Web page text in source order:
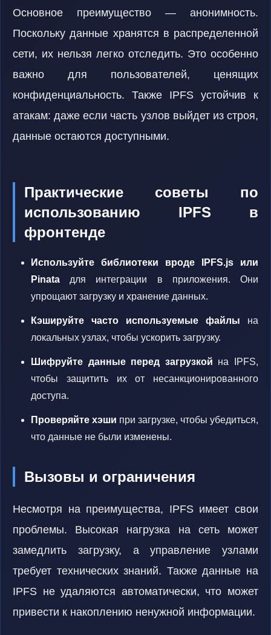
Основное преимущество — анонимность.
Поскольку данные хранятся в распределенной
сети, их нельзя легко отследить. Это особенно
важно для пользователей, ценящих
конфиденциальность. Также IPFS устойчив к
атакам: даже если часть узлов выйдет из строя,
данные остаются доступными.
Практические советы по
использованию IPFS в
фронтенде
Используйте библиотеки вроде IPFS.js или
Pinata для интеграции в приложения. Они
упрощают загрузку и хранение данных.
Кэшируйте часто используемые файлы на
локальных узлах, чтобы ускорить загрузку.
Шифруйте данные перед загрузкой на IPFS,
чтобы защитить их от несанкционированного
доступа.
Проверяйте хэши при загрузке, чтобы убедиться,
что данные не были изменены.
Вызовы и ограничения
Несмотря на преимущества, IPFS имеет свои
проблемы. Высокая нагрузка на сеть может
замедлить загрузку, а управление узлами
требует технических знаний. Также данные на
IPFS не удаляются автоматически, что может
привести к накоплению ненужной информации.